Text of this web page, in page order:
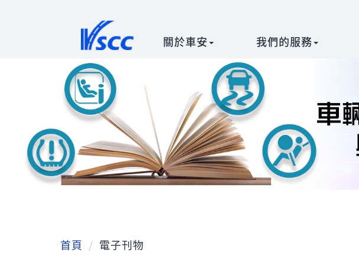
關於車安 我們的服務
首頁
電子刊物